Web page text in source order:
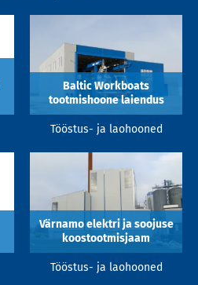
Baltic Workboats
tootmishoone laiendus
Tööstus- ja laohooned
Värnamo elektri ja soojuse
koostootmisjaam
Tööstus- ja laohooned